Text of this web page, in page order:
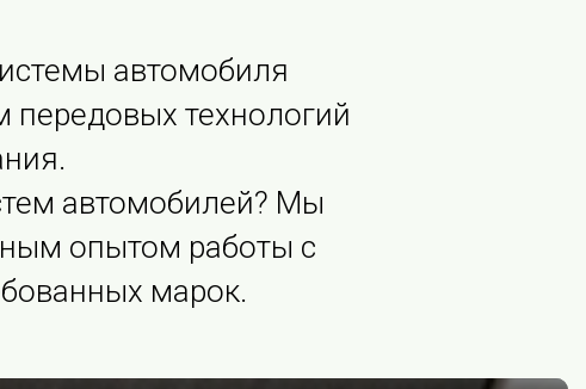
автомобиля
технологий
автомобилей? Мы
опытом работы с
марок.